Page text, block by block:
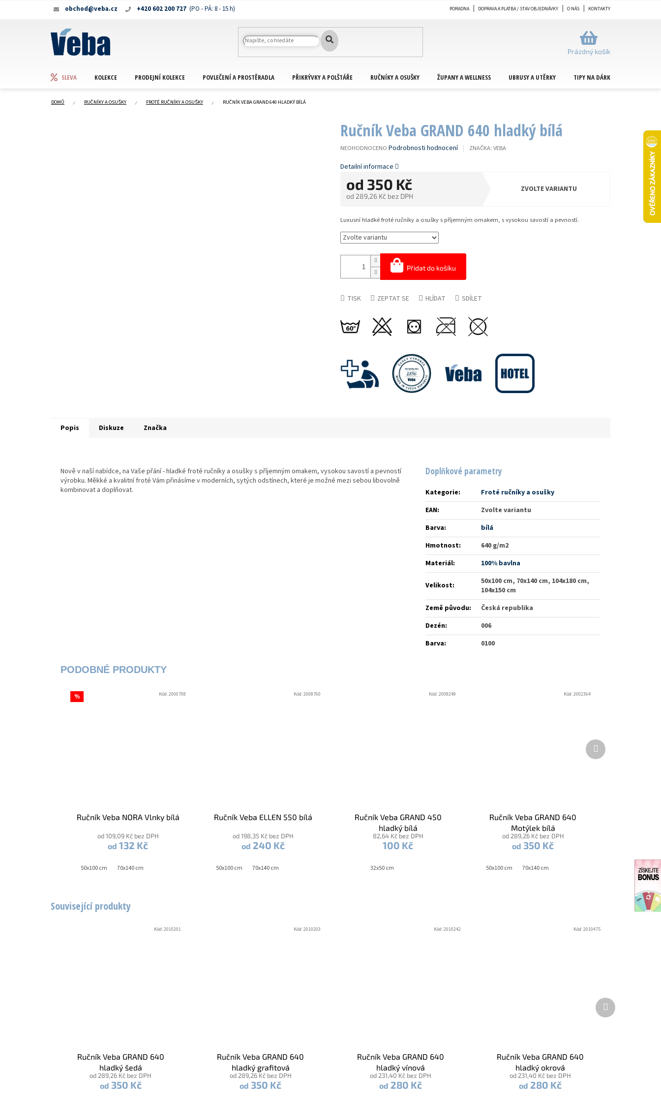
+420 602 200 727
obchod@veba.cz PORADNA DOPRAVA A PLATBA / STAV OBJEDNÁVKY O NÁS KONTAKTY
NÁKUPNÍ
KOŠÍK
Prázdný košík
SLEVA KOLEKCE PRODEJNÍ KOLEKCE POVLEČENÍ A PROSTĚRADLA PŘIKRÝVKY A POLŠTÁŘE RUČNÍKY A OSUŠKY ŽUPANY A WELLNESS UBRUSY A UTĚRKY TIPY NA DÁRKY
DOMŮ RUČNÍKY A OSUŠKY FROTÉ RUČNÍKY A OSUŠKY RUČNÍK VEBA GRAND 640 HLADKÝ BÍLÁ
Ručník Veba GRAND 640 hladký bílá
PRŮMĚRNÉ
PRODUKTU
NEOHODNOCENO Podrobnosti hodnocení ZNAČKA: VEBA
od 350 Kč
od 289,26 Kč bez DPH
cena:
ZVOLTE VARIANTU
Přidat do košíku
Luxusní hladké froté ručníky a osušky s příjemným omakem, s vysokou savostí a pevností.
Detailní informace
TISK ZEPTAT SE HLÍDAT SDÍLET
Související produkty
Ručník Veba GRAND 640
hladký šedá
od 289,26 Kč bez DPH
od 350 Kč
Kód:2010201
Ručník Veba GRAND 640
hladký grafitová
od 289,26 Kč bez DPH
od 350 Kč
Kód:2010203
Ručník Veba GRAND 640
hladký vínová
od 231,40 Kč bez DPH
od 280 Kč
Kód:2010242
Ručník Veba GRAND 640
hladký okrová
od 231,40 Kč bez DPH
od 280 Kč
Kód:2010475
Další
produkt
Popis Diskuze Značka
Nově v naší nabídce, na Vaše přání - hladké froté ručníky a osušky s příjemným omakem, vysokou savostí a pevností
výrobku. Měkké a kvalitní froté Vám přinásíme v moderních, sytých odstínech, které je možné mezi sebou libovolně
kombinovat a doplňovat.
Doplňkové parametry
Kategorie:
Froté ručníky a osušky
EAN:
Zvolte variantu
Barva:
bílá
Hmotnost:
640 g/m2
Materiál: 100% bavlna
Velikost:
50x100 cm, 70x140 cm, 104x180 cm,
104x150 cm
Země původu:
Česká republika
Dezén:
006
Barva: 0100
%
Ručník Veba NORA Vlnky bílá
od 109,09 Kč bez DPH
od 132 Kč
50x100 cm 70x140 cm
Kód:2000708
Ručník Veba ELLEN 550 bílá
od 198,35 Kč bez DPH
od 240 Kč
50x100 cm 70x140 cm
Kód:2008760
Ručník Veba GRAND 450
hladký bílá
82,64 Kč bez DPH
100 Kč
32x50 cm
Kód:2008249
Ručník Veba GRAND 640
Motýlek bílá
od 289,26 Kč bez DPH
od 350 Kč
50x100 cm 70x140 cm
Kód:2002364
Další
produkt